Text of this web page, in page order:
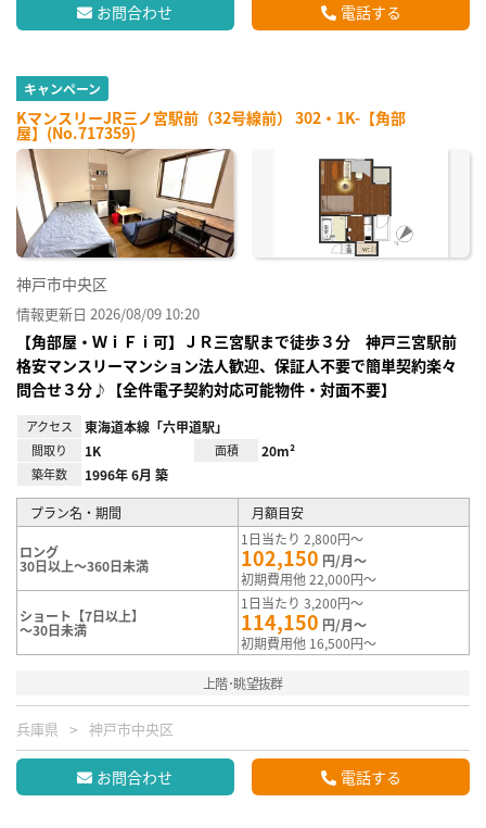
お問合わせ 電話する
キャンペーン
KマンスリーJR三ノ宮駅前（32号線前） 302・1K-【角部
屋】(No.717359)
神戸市中央区
情報更新日 2026/08/09 10:20
【角部屋・ＷｉＦｉ可】ＪＲ三宮駅まで徒歩３分 神戸三宮駅前
格安マンスリーマンション法人歓迎、保証人不要で簡単契約楽々
問合せ３分♪【全件電子契約対応可能物件・対面不要】
アクセス 東海道本線「六甲道駅」
間取り 1K 面積 20m²
築年数 1996年 6月 築
プラン名・期間 月額目安
ロング
30日以上～360日未満
1日当たり 2,800円～
102,150 円/月～
初期費用他 22,000円～
ショート【7日以上】
～30日未満
1日当たり 3,200円～
114,150 円/月～
初期費用他 16,500円～
上階･眺望抜群
兵庫県 神戸市中央区
お問合わせ 電話する